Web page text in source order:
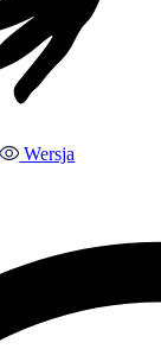
Wersja